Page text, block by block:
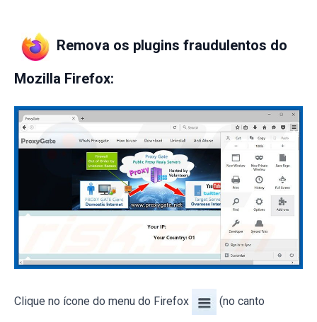
Remova os plugins fraudulentos do
Mozilla Firefox:
Clique no ícone do menu do Firefox (no canto